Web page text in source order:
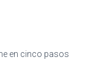
en cinco pasos